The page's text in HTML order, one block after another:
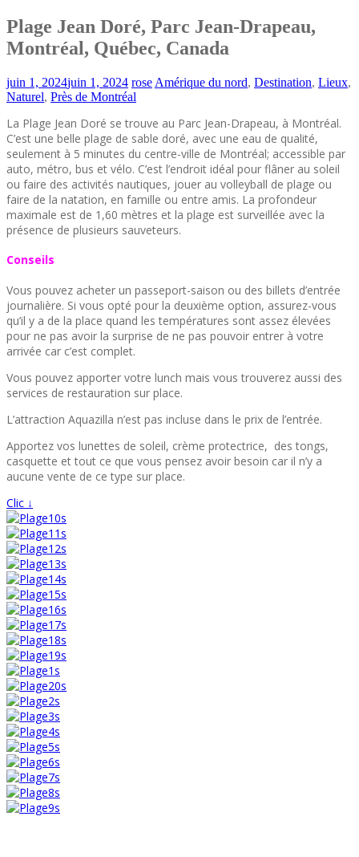
Plage Jean Doré, Parc Jean-Drapeau,
Montréal, Québec, Canada
juin 1, 2024juin 1, 2024 rose Amérique du nord, Destination, Lieux,
Naturel, Près de Montréal
La Plage Jean Doré se trouve au Parc Jean-Drapeau, à Montréal.
C’est une belle plage de sable doré, avec une eau de qualité,
seulement à 5 minutes du centre-ville de Montréal; accessible par
auto, métro, bus et vélo. C’est l’endroit idéal pour flâner au soleil
ou faire des activités nautiques, jouer au volleyball de plage ou
faire de la natation, en famille ou entre amis. La profondeur
maximale est de 1,60 mètres et la plage est surveillée avec la
présence de plusieurs sauveteurs.
Conseils
Vous pouvez acheter un passeport-saison ou des billets d’entrée
journalière. Si vous opté pour la deuxième option, assurez-vous
qu’il y a de la place quand les températures sont assez élevées
pour ne pas avoir la surprise de ne pas pouvoir entrer à votre
arrivée car c’est complet.
Vous pouvez apporter votre lunch mais vous trouverez aussi des
services de restauration sur place.
L’attraction Aquazilla n’est pas incluse dans le prix de l’entrée.
Apportez vos lunettes de soleil, crème protectrice, des tongs,
casquette et tout ce que vous pensez avoir besoin car il n’y a
aucune vente de ce type sur place.
Clic ↓